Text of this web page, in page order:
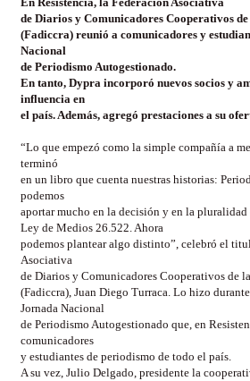
de Diarios y Comunicadores Cooperativos
(Fadiccra) reunió a comunicadores y
Nacional
de Periodismo Autogestionado.
En tanto, Dypra incorporó nuevos socios y
influencia en
el país. Además, agregó prestaciones a su
“Lo que empezó como la simple compañía a
terminó
en un libro que cuenta nuestras historias:
podemos
aportar mucho en la decisión y en la pluralidad
Ley de Medios 26.522. Ahora
podemos plantear algo distinto”, celebró el
Asociativa
de Diarios y Comunicadores Cooperativos de
(Fadiccra), Juan Diego Turraca. Lo hizo
Jornada Nacional
de Periodismo Autogestionado que, en
comunicadores
y estudiantes de periodismo de todo el país.
A su vez, Julio Delgado, presidente la